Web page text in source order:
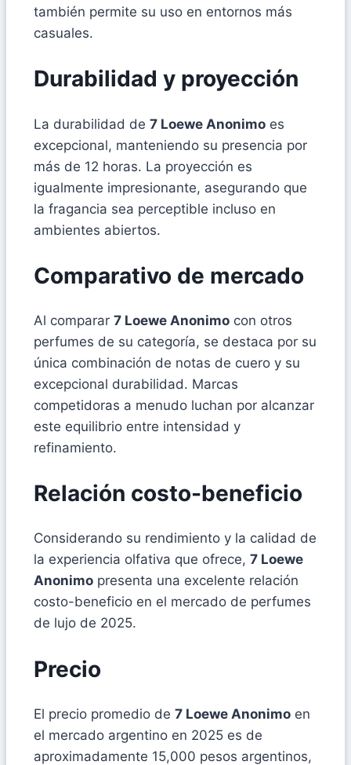
también permite su uso en entornos más
casuales.
Durabilidad y proyección
La durabilidad de 7 Loewe Anonimo es
excepcional, manteniendo su presencia por
más de 12 horas. La proyección es
igualmente impresionante, asegurando que
la fragancia sea perceptible incluso en
ambientes abiertos.
Comparativo de mercado
Al comparar 7 Loewe Anonimo con otros
perfumes de su categoría, se destaca por su
única combinación de notas de cuero y su
excepcional durabilidad. Marcas
competidoras a menudo luchan por alcanzar
este equilibrio entre intensidad y
refinamiento.
Relación costo-beneficio
Considerando su rendimiento y la calidad de
la experiencia olfativa que ofrece, 7 Loewe
Anonimo presenta una excelente relación
costo-beneficio en el mercado de perfumes
de lujo de 2025.
Precio
El precio promedio de 7 Loewe Anonimo en
el mercado argentino en 2025 es de
aproximadamente 15,000 pesos argentinos,